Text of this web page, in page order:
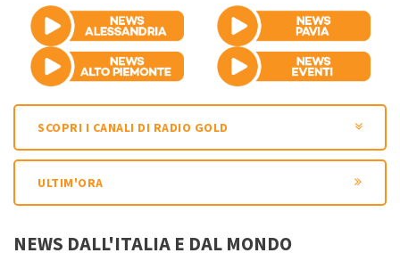
SCOPRI I CANALI DI RADIO GOLD
ULTIM'ORA
NEWS DALL'ITALIA E DAL MONDO